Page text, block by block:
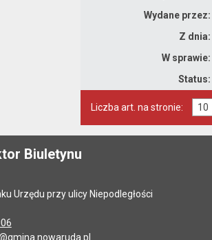
Wydane przez:
Z dnia:
W sprawie:
Status:
Liczba art. na stronie:
Biuletynu
Urzędu przy ulicy Niepodległości